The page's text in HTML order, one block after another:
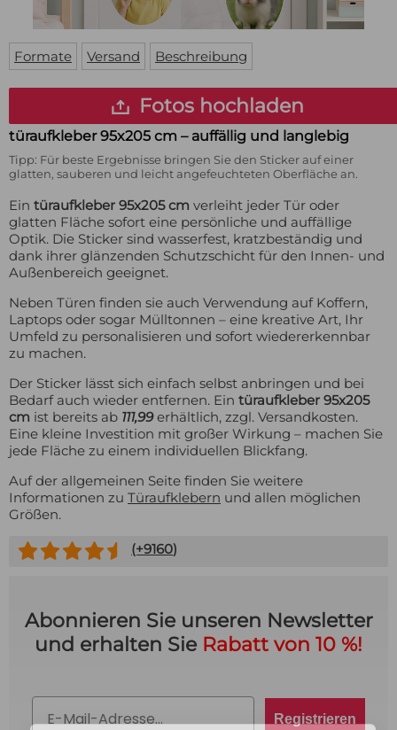
Bodenmatte
Custom skateboard deck
Über uns
Lieferzeiten
Login
WhatsApp
Formate Versand Beschreibung
Fotos hochladen
türaufkleber 95x205 cm – auffällig und langlebig
Tipp: Für beste Ergebnisse bringen Sie den Sticker auf einer
glatten, sauberen und leicht angefeuchteten Oberfläche an.
Ein türaufkleber 95x205 cm verleiht jeder Tür oder
glatten Fläche sofort eine persönliche und auffällige
Optik. Die Sticker sind wasserfest, kratzbeständig und
dank ihrer glänzenden Schutzschicht für den Innen- und
Außenbereich geeignet.
Neben Türen finden sie auch Verwendung auf Koffern,
Laptops oder sogar Mülltonnen – eine kreative Art, Ihr
Umfeld zu personalisieren und sofort wiedererkennbar
zu machen.
Der Sticker lässt sich einfach selbst anbringen und bei
Bedarf auch wieder entfernen. Ein türaufkleber 95x205
cm ist bereits ab 111,99erhältlich, zzgl. Versandkosten.
Eine kleine Investition mit großer Wirkung – machen Sie
jede Fläche zu einem individuellen Blickfang.
Auf der allgemeinen Seite finden Sie weitere
Informationen zu Türaufklebern und allen möglichen
Größen.
(+9160)
Abonnieren Sie unseren Newsletter
und erhalten Sie Rabatt von 10 %!
Registrieren